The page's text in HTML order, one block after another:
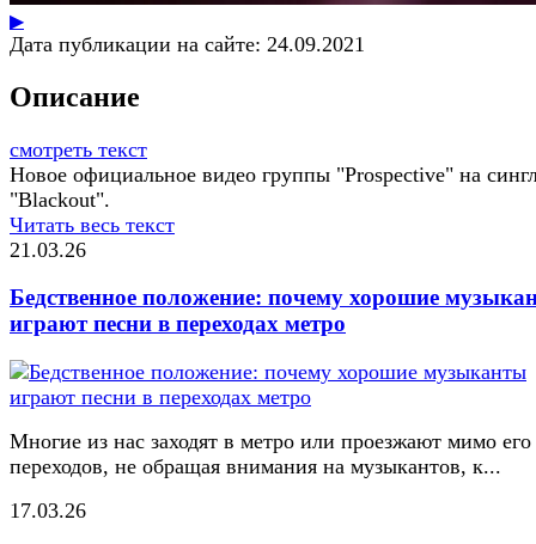
▶
Дата публикации на сайте: 24.09.2021
Описание
смотреть текст
Новое официальное видео группы "Prospective" на
"Blackout".
Читать весь текст
21.03.26
Бедственное положение: почему хорошие
играют песни в переходах метро
Многие из нас заходят в метро или проезжают мимо его
переходов, не обращая внимания на музыкантов, к...
17.03.26